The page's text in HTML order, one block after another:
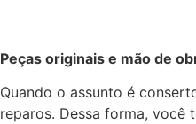
Peças originais e mão de
Quando o assunto é
reparos. Dessa forma, você